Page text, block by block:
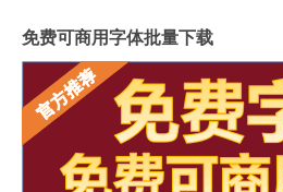
免费可商用字体批量下载